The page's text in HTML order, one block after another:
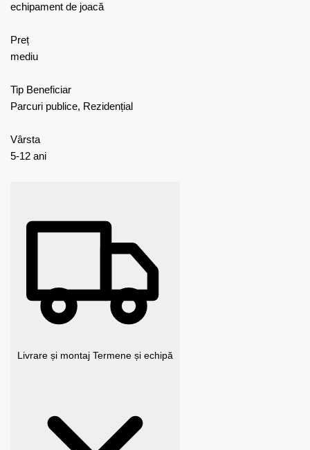
echipament de joacă
Preț
mediu
Tip Beneficiar
Parcuri publice, Rezidențial
Vârsta
5-12 ani
Livrare și montaj Termene și echipă